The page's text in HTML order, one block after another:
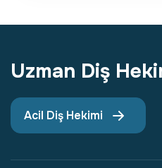
Uzman Diş
Acil Diş Hekimi